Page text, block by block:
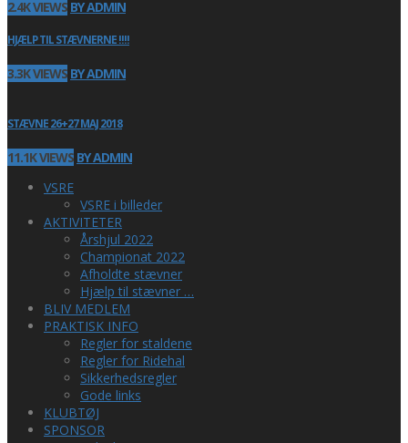
2.4K VIEWS BY ADMIN
HJÆLP TIL STÆVNERNE !!!!
3.3K VIEWS BY ADMIN
STÆVNE 26+27 MAJ 2018
11.1K VIEWS BY ADMIN
VSRE
VSRE i billeder
AKTIVITETER
Årshjul 2022
Championat 2022
Afholdte stævner
Hjælp til stævner …
BLIV MEDLEM
PRAKTISK INFO
Regler for staldene
Regler for Ridehal
Sikkerhedsregler
Gode links
KLUBTØJ
SPONSOR